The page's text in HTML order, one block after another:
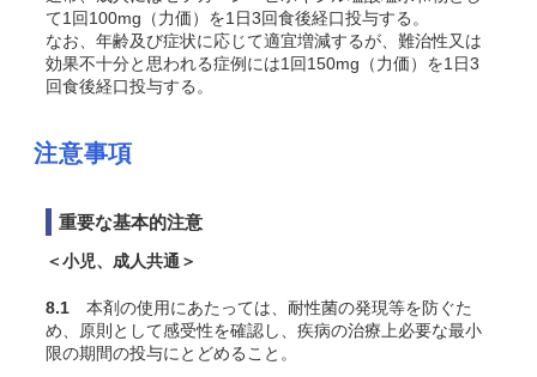
て1回100mg（力価）を1日3回食後経口投与する。
なお、年齢及び症状に応じて適宜増減するが、難治性又は
効果不十分と思われる症例には1回150mg（力価）を1日3
回食後経口投与する。
注意事項
重要な基本的注意
＜小児、成人共通＞
8.1 本剤の使用にあたっては、耐性菌の発現等を防ぐた
め、原則として感受性を確認し、疾病の治療上必要な最小
限の期間の投与にとどめること。